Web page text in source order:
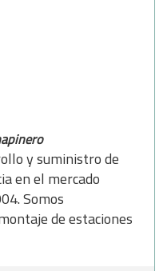
y suministro de
en el mercado
Somos
de estaciones